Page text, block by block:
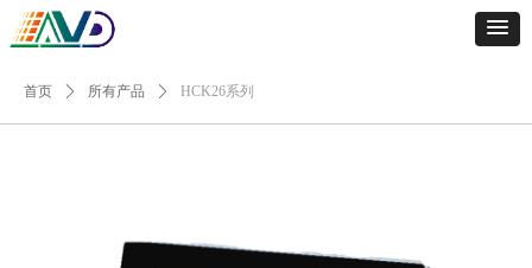
首页 ꄲ 所有产品 ꄲ HCK26系列